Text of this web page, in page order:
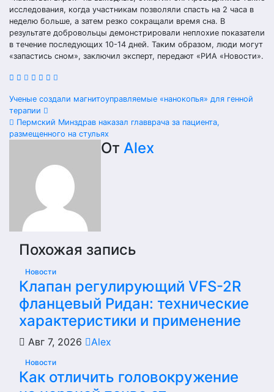
исследования, когда участникам позволяли спасть на 2 часа в
неделю больше, а затем резко сокращали время сна. В
результате добровольцы демонстрировали неплохие показатели
в течение последующих 10-14 дней. Таким образом, люди могут
«запастись сном», заключил эксперт, передают «РИА «Новости».
Навигация
по
Ученые создали магнитоуправляемые «нанокопья» для генной
терапии
Пермский Минздрав наказал главврача за пациента,
размещенного на стульях
От Alex
Похожая запись
Новости
Клапан регулирующий VFS-2R
фланцевый Ридан: технические
характеристики и применение
Авг 7, 2026 Alex
Новости
Как отличить головокружение